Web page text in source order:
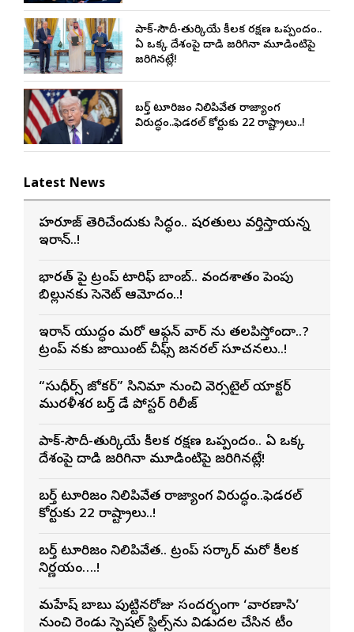
పాక్-సౌదీ-తుర్కియే కీలక రక్షణ ఒప్పందం..
ఏ ఒక్క దేశంపై దాడి జరిగినా మూడింటిపై
జరిగినట్లే!
బర్త్ టూరిజం నిలిపివేత రాజ్యాంగ
విరుద్ధం..ఫెడరల్ కోర్టుకు 22 రాష్ట్రాలు..!
Latest News
హర్మూజ్ తెరిచేందుకు సిద్ధం.. షరతులు వర్తిస్తాయన్న
ఇరాన్..!
భారత్ పై ట్రంప్ టారిఫ్ బాంబ్.. వందశాతం పెంపు
బిల్లునకు సెనెట్ ఆమోదం..!
ఇరాన్ యుద్ధం మరో ఆఫ్గన్ వార్ ను తలపిస్తోందా..?
ట్రంప్ నకు జాయింట్ చీఫ్స్ జనరల్ సూచనలు..!
“సుధీర్స్ జోకర్” సినిమా నుంచి వెర్సటైల్ యాక్టర్
మురళీశర్మ బర్త్ డే పోస్టర్ రిలీజ్
పాక్-సౌదీ-తుర్కియే కీలక రక్షణ ఒప్పందం.. ఏ ఒక్క
దేశంపై దాడి జరిగినా మూడింటిపై జరిగినట్లే!
బర్త్ టూరిజం నిలిపివేత రాజ్యాంగ విరుద్ధం..ఫెడరల్
కోర్టుకు 22 రాష్ట్రాలు..!
బర్త్ టూరిజం నిలిపివేత.. ట్రంప్ సర్కార్ మరో కీలక
నిర్ణయం….!
మహేష్ బాబు పుట్టినరోజు సందర్భంగా ‘వారణాసి’
నుంచి రెండు స్పెషల్ స్టిల్స్‌ను విడుదల చేసిన టీం